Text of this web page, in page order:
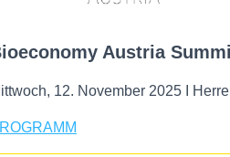
Austria
12. November 2025 I